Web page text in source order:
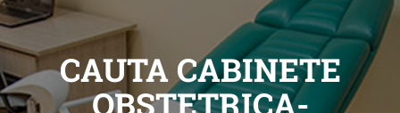
CAUTA CABINETE
OBSTETRICA-